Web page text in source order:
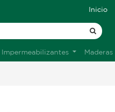
Inicio
Impermeabilizantes Maderas